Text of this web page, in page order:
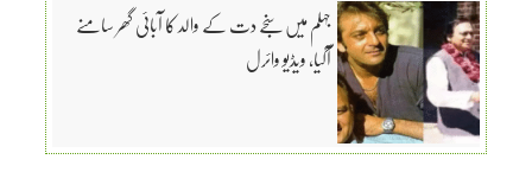
جہلم میں سنجے دت کے والد کا آبائی گھر سامنے
آگیا، ویڈیو وائرل